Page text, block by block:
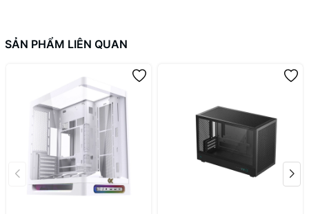
SẢN PHẨM LIÊN QUAN